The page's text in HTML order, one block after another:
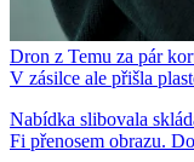
Dron z Temu za pár
V zásilce ale přišla
Nabídka slibovala
Fi přenosem obrazu.